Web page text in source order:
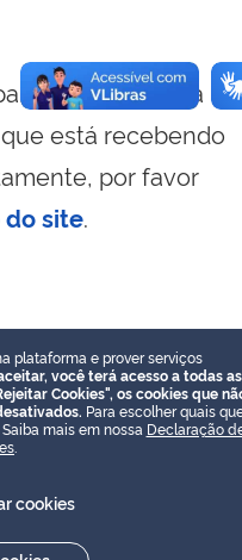
visualizar essa
está recebendo
por favor
site.
plataforma e prover serviços
você terá acesso a todas as
Cookies", os cookies que
Para escolher quais
mais em nossa Declaração
cookies